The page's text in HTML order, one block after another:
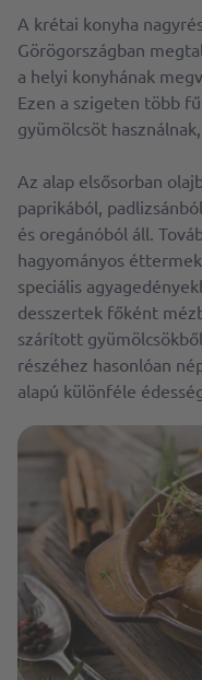
A krétai konyha
Görögországban
a helyi konyhának
Ezen a szigeten több
gyümölcsöt
Az alap elsősorban
paprikából,
és oregánóból áll.
hagyományos
speciális
desszertek főként
szárított
részéhez hasonlóan
alapú különféle